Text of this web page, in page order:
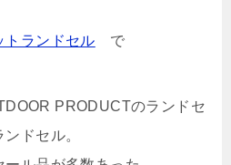
トランドセル で
PRODUCTのランドセ
ドセル。